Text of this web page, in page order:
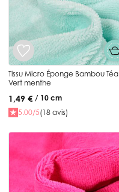
Tissu Micro Éponge Bambou Téa
Vert menthe
1,49 € / 10 cm
5.00/5(18 avis)